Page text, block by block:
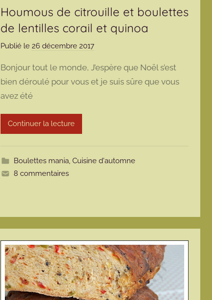
Houmous de citrouille et boulettes
de lentilles corail et quinoa
Publié le 26 décembre 2017p
r
m
t
Bonjour tout le monde, J’espère que Noël s’est
bien déroulé pour vous et je suis sûre que vous
avez été
Continuer la lecture
Boulettes mania,Cuisine d'automne
8 commentaires